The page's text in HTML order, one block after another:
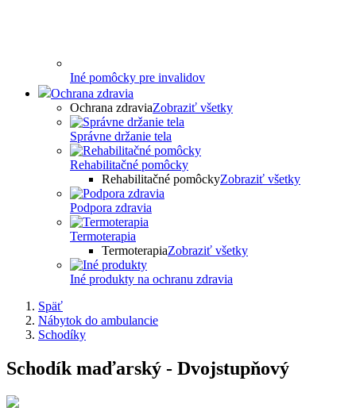
Iné pomôcky pre invalidov
Ochrana zdravia
Ochrana zdraviaZobraziť všetky
Správne držanie tela
Rehabilitačné pomôcky
Rehabilitačné pomôckyZobraziť všetky
Podpora zdravia
Termoterapia
TermoterapiaZobraziť všetky
Iné produkty na ochranu zdravia
Späť
Nábytok do ambulancie
Schodíky
Schodík maďarský - Dvojstupňový